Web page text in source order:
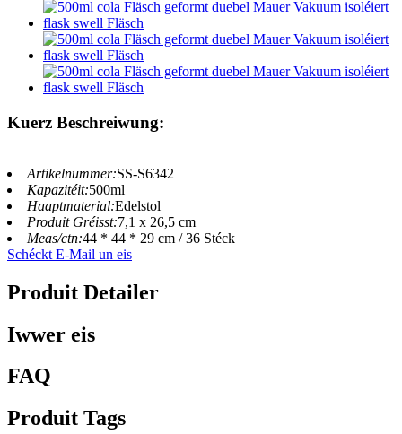
Kuerz Beschreiwung:
Artikelnummer:SS-S6342
Kapazitéit:500ml
Haaptmaterial:Edelstol
Produit Gréisst:7,1 x 26,5 cm
Meas/ctn:44 * 44 * 29 cm / 36 Stéck
Schéckt E-Mail un eis
Produit Detailer
Iwwer eis
FAQ
Produit Tags